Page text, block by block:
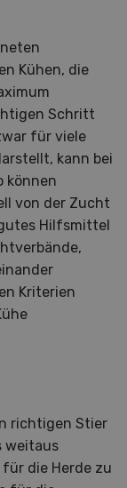
Kühen, die
Schritt
für viele
kann bei
können
von der Zucht
Hilfsmittel
Kriterien
richtigen Stier
weitaus
die Herde zu